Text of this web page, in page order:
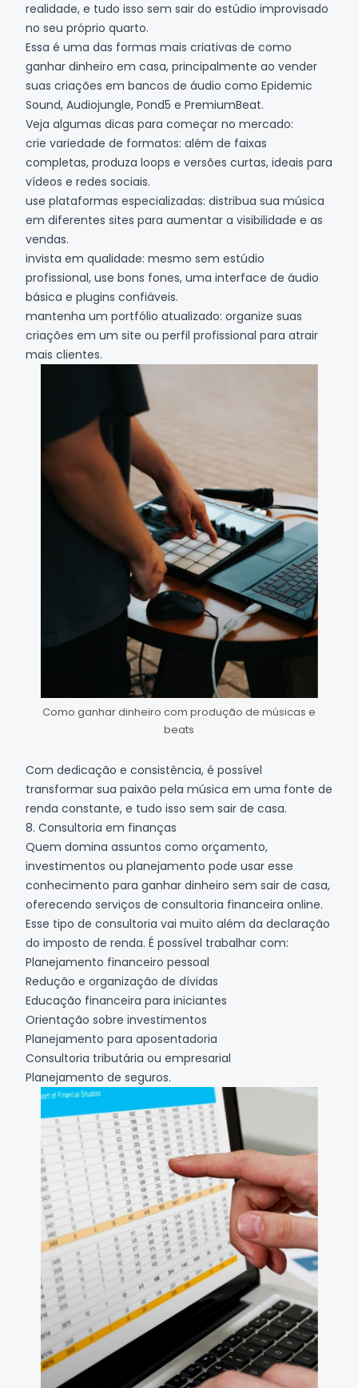
realidade, e tudo isso sem sair do estúdio improvisado
no seu próprio quarto.
Essa é uma das formas mais criativas de como
ganhar dinheiro em casa, principalmente ao vender
suas criações em bancos de áudio como Epidemic
Sound, Audiojungle, Pond5 e PremiumBeat.
Veja algumas dicas para começar no mercado:
crie variedade de formatos: além de faixas
completas, produza loops e versões curtas, ideais para
vídeos e redes sociais.
use plataformas especializadas: distribua sua música
em diferentes sites para aumentar a visibilidade e as
vendas.
invista em qualidade: mesmo sem estúdio
profissional, use bons fones, uma interface de áudio
básica e plugins confiáveis.
mantenha um portfólio atualizado: organize suas
criações em um site ou perfil profissional para atrair
mais clientes.
Como ganhar dinheiro com produção de músicas e
beats
Com dedicação e consistência, é possível
transformar sua paixão pela música em uma fonte de
renda constante, e tudo isso sem sair de casa.
8. Consultoria em finanças
Quem domina assuntos como orçamento,
investimentos ou planejamento pode usar esse
conhecimento para ganhar dinheiro sem sair de casa,
oferecendo serviços de consultoria financeira online.
Esse tipo de consultoria vai muito além da declaração
do imposto de renda. É possível trabalhar com:
Planejamento financeiro pessoal
Redução e organização de dívidas
Educação financeira para iniciantes
Orientação sobre investimentos
Planejamento para aposentadoria
Consultoria tributária ou empresarial
Planejamento de seguros.